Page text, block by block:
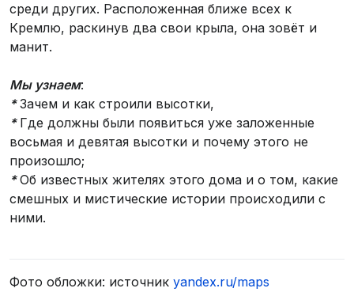
среди других. Расположенная ближе всех к
Кремлю, раскинув два свои крыла, она зовёт и
манит.
Мы узнаем:
*Зачем и как строили высотки,
* Где должны были появиться уже заложенные
восьмая и девятая высотки и почему этого не
произошло;
*Об известных жителях этого дома и о том, какие
смешных и мистические истории происходили с
ними.
Фото обложки: источник yandex.ru/maps